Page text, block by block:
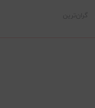
گران‌ترین